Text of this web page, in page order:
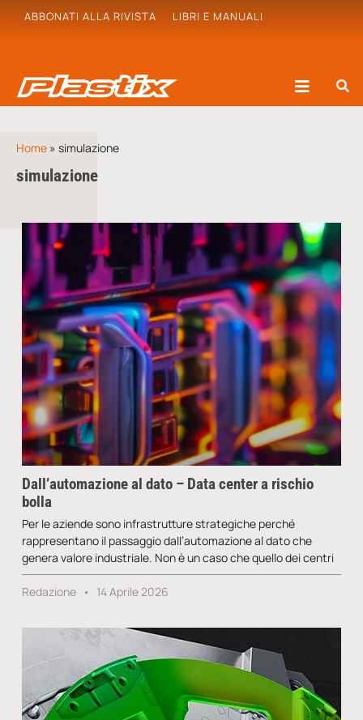
ABBONATI ALLA RIVISTA LIBRI E MANUALI
Home » simulazione
simulazione
Dall’automazione al dato – Data center a rischio
bolla
Per le aziende sono infrastrutture strategiche perché
rappresentano il passaggio dall’automazione al dato che
genera valore industriale. Non è un caso che quello dei centri
Redazione 14 Aprile 2026